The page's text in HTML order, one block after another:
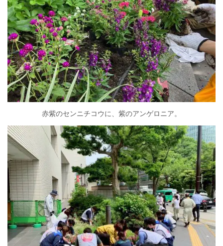
赤紫のセンニチコウに、紫のアンゲロニア。